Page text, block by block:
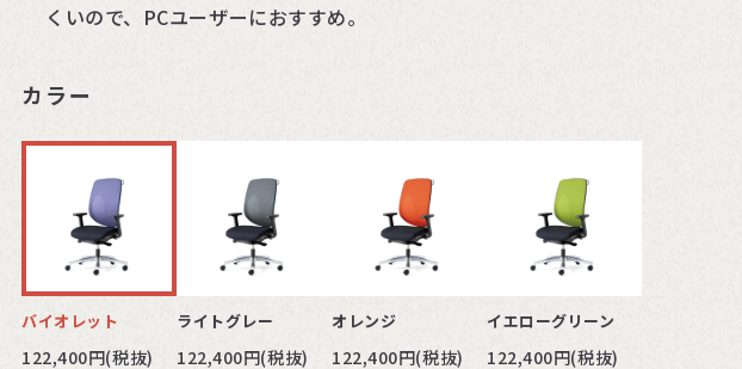
くいので、PCユーザーにおすすめ。
カラー
バイオレット
122,400円(税抜)
ライトグレー
122,400円(税抜)
オレンジ
122,400円(税抜)
イエローグリーン
122,400円(税抜)